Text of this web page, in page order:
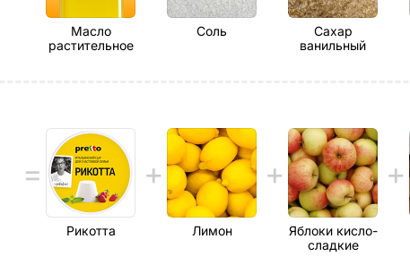
Масло
растительное
Соль
Сахар
ванильный
Рикотта Лимон
Яблоки кисло-
сладкие